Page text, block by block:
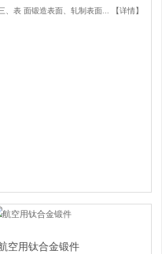
、表 面锻造表面、轧制表面...
【详情】
空用钛合金锻件